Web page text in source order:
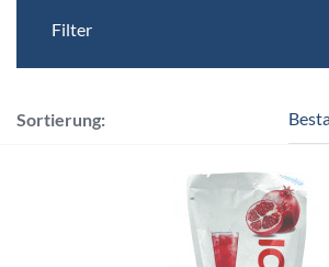
Filter
Sortierung: